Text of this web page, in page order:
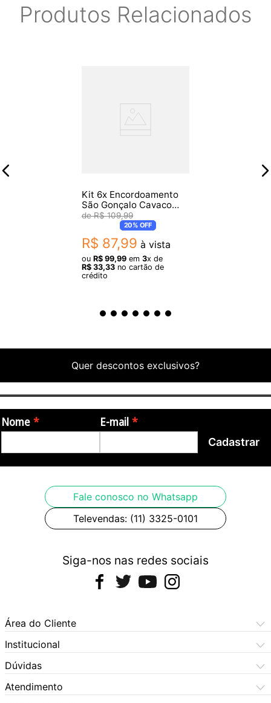
Produtos Relacionados
Kit 6x Encordoamento
São Gonçalo Cavaco
.011 Aço Iz131
R$ 109,99
20%OFF
R$ 87,99 à vista
ou R$ 99,99 em 3x de
R$ 33,33 no cartão de
crédito
Quer descontos exclusivos?
Nome E-mail
Cadastrar
Fale conosco no Whatsapp
Televendas: (11) 3325-0101
Siga-nos nas redes sociais
Área do Cliente
Meus Pedidos
Meus Dados
Institucional
Central de Atendimento
Dúvidas Frequentes
Formas de Pagamento
Dúvidas
Como Comprar
Dúvidas Frequentes
Atendimento